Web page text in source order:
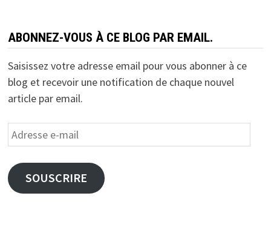
ABONNEZ-VOUS À CE BLOG PAR EMAIL.
Saisissez votre adresse email pour vous abonner à ce
blog et recevoir une notification de chaque nouvel
article par email.
Adresse
e-
mail
SOUSCRIRE